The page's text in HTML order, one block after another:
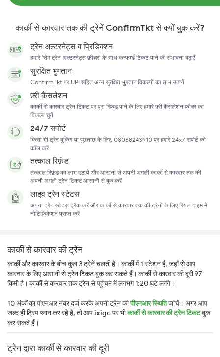
कार्की से कारवार तक की ट्रेनें ConfirmTkt से क्यों बुक करें?
ट्रेन अल्टरनेट्स व प्रिडिक्शन
हमारे 'सेम ट्रेन अल्टरनेट्स फ़ीचर' के साथ कन्फर्म्ड टिकट पाने की संभावना बढ़ाएँ
सुरक्षित भुगतान
ConfirmTkt पर UPI सहित अन्य सुरक्षित भुगतान विकल्पों का लाभ उठायें
फ़्री कैंसलेशन
कार्की से कारवार ट्रेन टिकट पर पूरा रिफ़ंड पाने के लिए हमारे फ़्री कैंसलेशन फ़ीचर का
विकल्प चुनें
24/7 सपोर्ट
किसी भी ट्रेन बुकिंग या पूछताछ के लिए, 08068243910 पर हमारे 24x7 सपोर्ट को
कॉल करें
तत्काल रिफ़ंड
तत्काल रिफ़ंड का लाभ उठायें और आसानी से अपनी अगली कार्की से कारवार तक की
अपनी अगली ट्रेन टिकट आसानी से बुक करें
लाइव ट्रेन स्टेटस
अपना ट्रेन स्टेटस ट्रैक करें और कार्की से कारवार तक की ट्रेनों के लिए रियल टाइम में
नोटिफ़िकेशन प्राप्त करें
कार्की से कारवार की ट्रेन
कार्की और कारवार के बीच कुल 3 ट्रेनें चलती हैं। कार्की में 1 स्टेशन हैं, जहाँ से आप
कारवार के लिए आसानी से ट्रेन टिकट बुक कर सकते हैं। कार्की से कारवार की दूरी 97
किमी है। कार्की से कारवार तक ट्रेन से पहुँचने में लगभग 1:20 घंटे लगेंगे।
10 अंकों का पीएनआर नंबर दर्ज करके अपनी ट्रेन कीपीएनआर स्थितिजांचें। अगर आप
जल्द ही ट्रिप प्लान कर रहे हैं, तो आपixigoपर भीकार्की से कारवार की ट्रेन टिकटबुक
कर सकते हैं।
ट्रेन द्वारा कार्की से कारवार की दूरी